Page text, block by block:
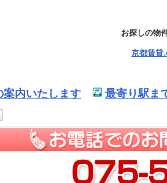
お探しの物
京都賃貸
案内いたします 最寄り駅ま